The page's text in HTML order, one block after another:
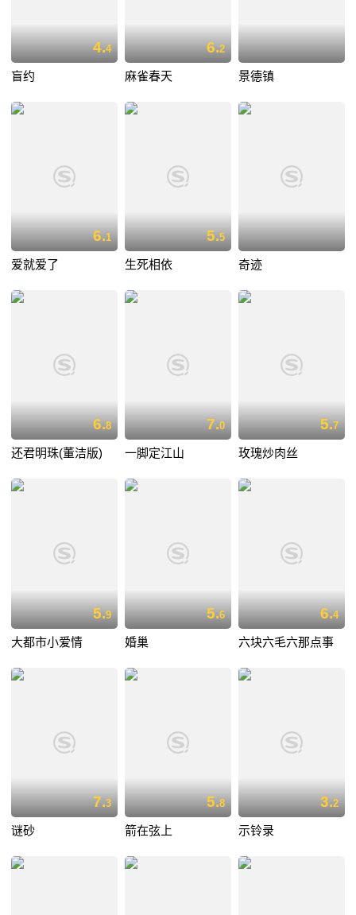
4.4
盲约
6.2
麻雀春天 景德镇
6.1
爱就爱了
5.5
生死相依 奇迹
6.8
还君明珠(董洁版)
7.0
一脚定江山
5.7
玫瑰炒肉丝
5.9
大都市小爱情
5.6
婚巢
6.4
六块六毛六那点事
7.3
谜砂
5.8
箭在弦上
3.2
示铃录